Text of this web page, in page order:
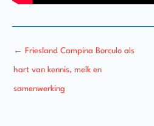
← Friesland Campina Borculo als
hart van kennis, melk en
samenwerking